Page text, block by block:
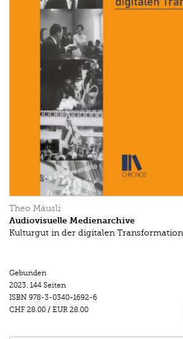
Theo Mäusli
Audiovisuelle Medienarchive
Kulturgut in der digitalen Transformation
Gebunden
2023. 144 Seiten
ISBN 978-3-0340-1692-6
CHF 28.00 / EUR 28.00